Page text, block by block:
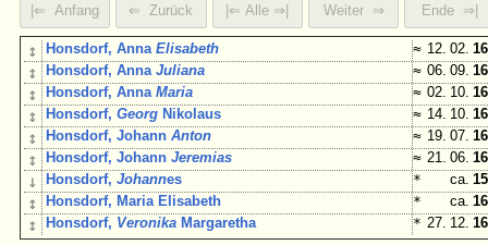
↕ Honsdorf, AnnaElisabeth ≈ 12. 02.
↕ Honsdorf, AnnaJuliana ≈ 06. 09.
↕ Honsdorf, AnnaMaria ≈ 02. 10.
↕ Honsdorf,Georg Nikolaus ≈ 14. 10.
↕ Honsdorf, JohannAnton ≈ 19. 07.
↕ Honsdorf, JohannJeremias ≈ 21. 06.
↓ Honsdorf,Johannes * ca.
↕ Honsdorf, Maria Elisabeth * ca.
↕ Honsdorf, Veronika Margaretha * 27. 12.